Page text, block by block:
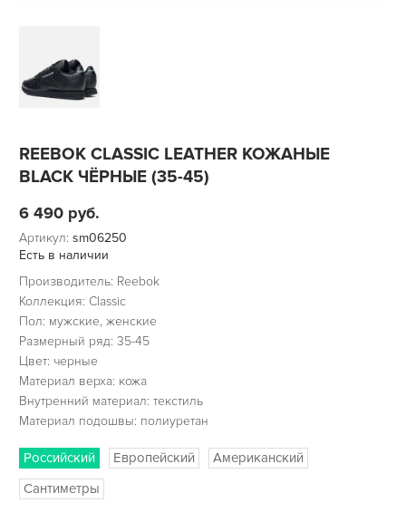
REEBOK CLASSIC LEATHER КОЖАНЫЕ
BLACK ЧЁРНЫЕ (35-45)
6 490 руб.
Артикул: sm06250
Есть в наличии
Производитель: Reebok
Коллекция: Classic
Пол: мужские, женские
Размерный ряд: 35-45
Цвет: черные
Материал верха: кожа
Внутренний материал: текстиль
Материал подошвы: полиуретан
Российский Европейский
Американский
Сантиметры